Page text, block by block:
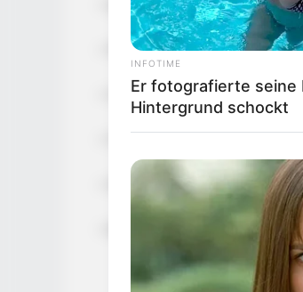
– 2 Eier
– 100 g Butter (oder
– 1 Päckchen Backpulver
– 100 ml Milch (oder
– Optional: Zimt,
INFOTIME
Er fotografierte seine
Hintergrund schockt